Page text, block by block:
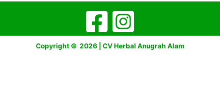
Copyright © 2026 | CV Herbal Anugrah Alam